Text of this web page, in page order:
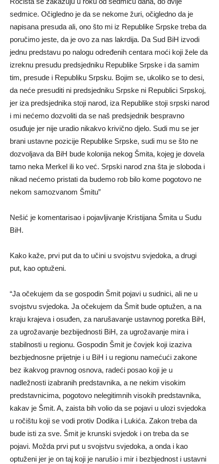
sedmice. Očigledno je da se nekome žuri, očigledno da je
napisana presuda ali, ono što mi iz Republike Srpske treba da
poručimo jeste, da je ovo za nas lakrdija. Da Sud BiH izvodi
jednu predstavu po nalogu određenih centara moći koji žele da
izreknu presudu predsjedniku Republike Srpske i da samim
tim, presude i Republiku Srpsku. Bojim se, ukoliko se to desi,
da neće presuditi ni predsjedniku Srpske ni Republici Srpskoj,
jer iza predsjednika stoji narod, iza Republike stoji srpski narod
i mi nećemo dozvoliti da se naš predsjednik bespravno
osuđuje jer nije uradio nikakvo krivično djelo. Sudi mu se jer
brani ustavne pozicije Republike Srpske, sudi mu se što ne
dozvoljava da BiH bude kolonija nekog Šmita, kojeg je dovela
tamo neka Merkel ili ko već. Srpski narod zna šta je sloboda i
nikad nećemo pristati da budemo rob bilo kome pogotovo ne
nekom samozvanom Šmitu”
Nešić je komentarisao i pojavljivanje Kristijana Šmita u Sudu
BiH.
Kako kaže, prvi put da to učini u svojstvu svjedoka, a drugi
put, kao optuženi.
“Ja očekujem da se gospodin Šmit pojavi u sudnici, ali ne u
svojstvu svjedoka. Ja očekujem da Šmit bude optužen, a na
kraju krajeva i osuđen, za narušavanje ustavnog poretka BiH,
za ugrožavanje bezbijednosti BiH, za ugrožavanje mira i
stabilnosti u regionu. Gospodin Šmit je čovjek koji izaziva
bezbjednosne prijetnje i u BiH i u regionu namećući zakone
bez ikakvog pravnog osnova, radeći posao koji je u
nadležnosti izabranih predstavnika, a ne nekim visokim
predstavnicima, pogotovo nelegitimnih visokih predstavnika,
kakav je Šmit. A, zaista bih volio da se pojavi u ulozi svjedoka
u ročištu koji se vodi protiv Dodika i Lukića. Zakon treba da
bude isti za sve. Šmit je krunski svjedok i on treba da se
pojavi. Možda prvi put u svojstvu svjedoka, a onda i kao
optuženi jer je on taj koji je narušio i mir i bezbjednost i ustavni